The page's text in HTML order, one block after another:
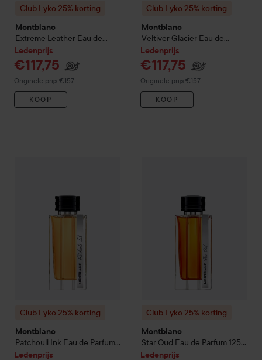
Club Lyko 25% korting
Montblanc
Extreme Leather Eau de
Parfum 125 ml
Ledenprijs
€117,75
Originele prijs €157
Normale prijs €157
KOOP
Club Lyko 25% korting
Montblanc
Veltiver Glacier Eau de
Parfum 125 ml
Ledenprijs
€117,75
Originele prijs €157
Normale prijs €157
KOOP
Club Lyko 25% korting
Montblanc
Patchouli Ink Eau de Parfum
125 ml
Ledenprijs
Club Lyko 25% korting
Montblanc
Star Oud Eau de Parfum 125
ml
Ledenprijs